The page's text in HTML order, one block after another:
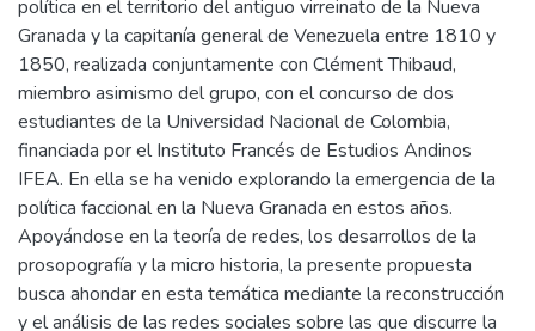
política en el territorio del antiguo virreinato de la Nueva
Granada y la capitanía general de Venezuela entre 1810 y
1850, realizada conjuntamente con Clément Thibaud,
miembro asimismo del grupo, con el concurso de dos
estudiantes de la Universidad Nacional de Colombia,
financiada por el Instituto Francés de Estudios Andinos
IFEA. En ella se ha venido explorando la emergencia de la
política faccional en la Nueva Granada en estos años.
Apoyándose en la teoría de redes, los desarrollos de la
prosopografía y la micro historia, la presente propuesta
busca ahondar en esta temática mediante la reconstrucción
y el análisis de las redes sociales sobre las que discurre la